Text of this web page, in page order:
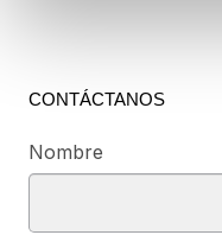
CONTÁCTANOS
Nombre